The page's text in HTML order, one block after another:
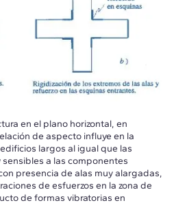
en el plano horizontal, en
de aspecto influye en la
largos al igual que las
a las componentes
presencia de alas muy alargadas,
de esfuerzos en la zona de
de formas vibratorias en